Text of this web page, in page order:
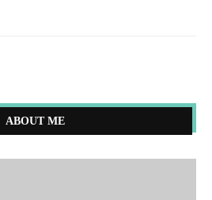
ABOUT ME